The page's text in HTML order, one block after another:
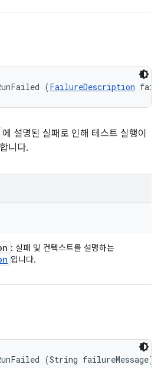
(FailureDescription
에 설명된 실패로 인해 테스트 실행이
니다.
: 실패 및 컨텍스트를 설명하는
입니다.
(String failureMessage)